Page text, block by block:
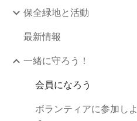
保全緑地と活動
最新情報
一緒に守ろう！
会員になろう
ボランティアに参加しよ